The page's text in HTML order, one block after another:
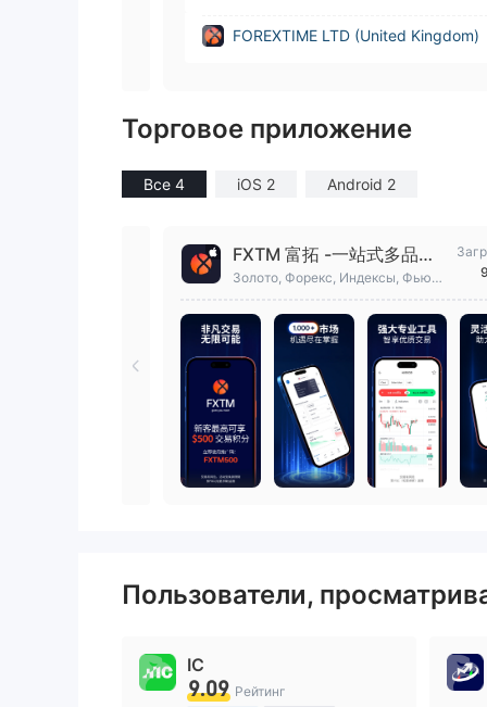
FOREXTIME LTD (United Kingdom)
Торговое приложение
Все 4 iOS 2 Android 2
FXTM 富拓 -一站式多品种
交易软件
Золото, Форекс, Индексы, Фьюче
Пользователи,
IC
9.09 Рейтинг